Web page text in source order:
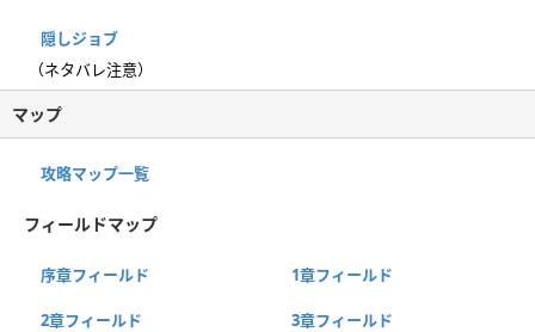
隠しジョブ
（ネタバレ注意）
マップ
攻略マップ一覧
フィールドマップ
序章フィールド 1章フィールド
2章フィールド 3章フィールド